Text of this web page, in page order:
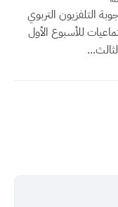
التلفزيون التربوي
للأسبوع الأول